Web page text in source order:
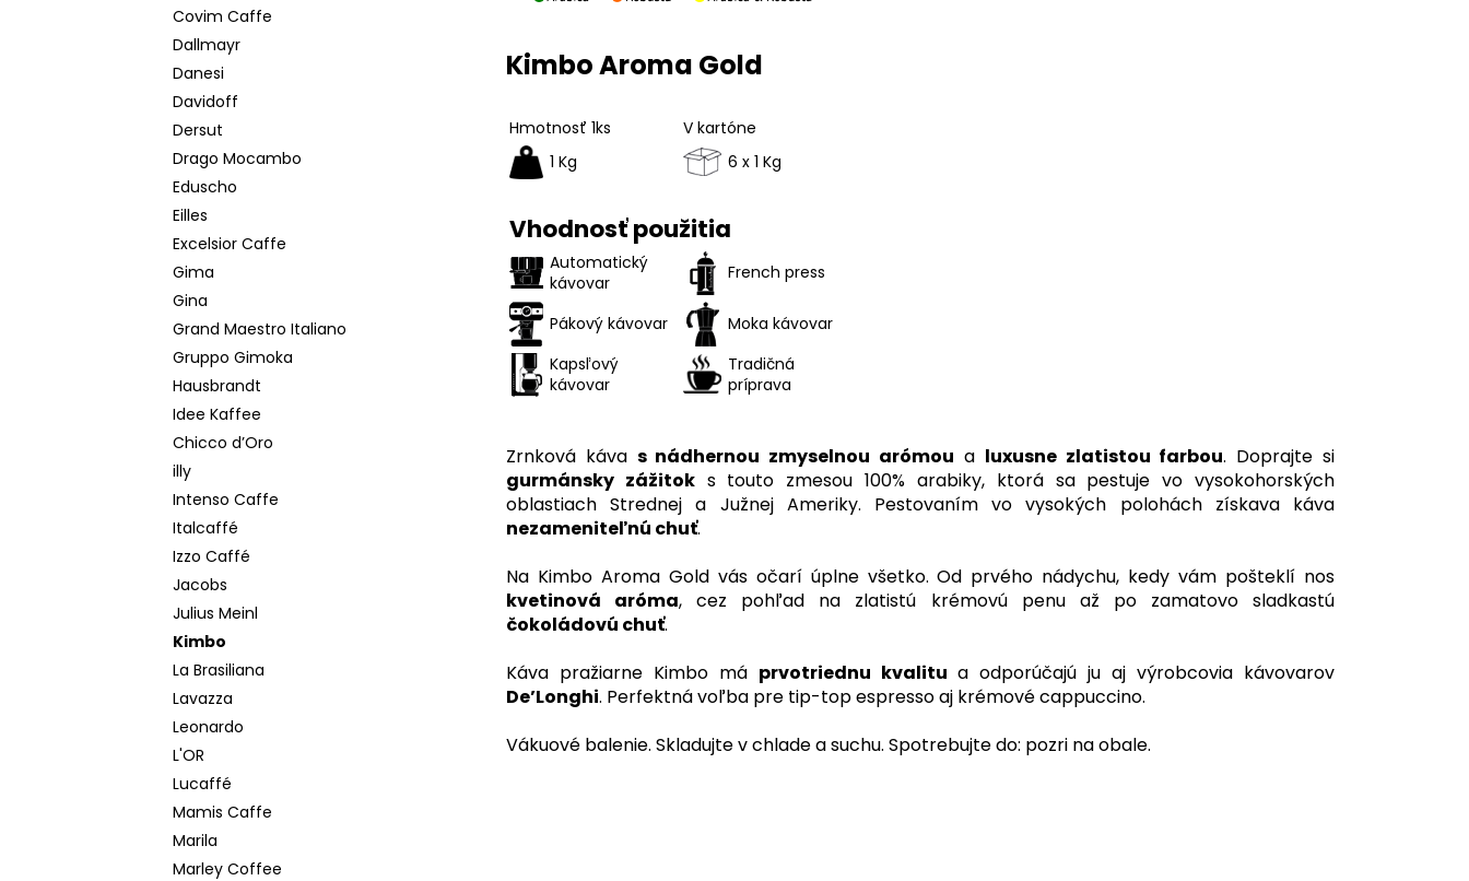
Covim Caffe
Dallmayr
Danesi
Davidoff
Dersut
Drago Mocambo
Eduscho
Eilles
Excelsior Caffe
Gima
Gina
Grand Maestro Italiano
Gruppo Gimoka
Hausbrandt
Idee Kaffee
Chicco d’Oro
illy
Intenso Caffe
Italcaffé
Izzo Caffé
Jacobs
Julius Meinl
Kimbo
La Brasiliana
Lavazza
Leonardo
L'OR
Lucaffé
Mamis Caffe
Marila
Marley Coffee
Kimbo Aroma Gold
Hmotnosť 1ks
V kartóne
1 Kg
6 x 1 Kg
Vhodnosť použitia
Automatický
kávovar
French press
Pákový kávovar
Moka kávovar
Kapsľový
kávovar
Tradičná
príprava
Zrnková káva s nádhernou zmyselnou arómou a luxusne zlatistou farbou. Doprajte si
gurmánsky zážitoks touto zmesou 100% arabiky, ktorá sa pestuje vo vysokohorských
oblastiach Strednej a Južnej Ameriky. Pestovaním vo vysokých polohách získava káva
nezameniteľnú chuť.
Na Kimbo Aroma Gold vás očarí úplne všetko. Od prvého nádychu, kedy vám pošteklí nos
kvetinová aróma, cez pohľad na zlatistú krémovú penu až po zamatovo sladkastú
čokoládovú chuť.
Káva pražiarne Kimbo má prvotriednu kvalitu a odporúčajú ju aj výrobcovia kávovarov
De’Longhi. Perfektná voľba pre tip-top espresso aj krémové cappuccino.
Vákuové balenie. Skladujte v chlade a suchu. Spotrebujte do: pozri na obale.